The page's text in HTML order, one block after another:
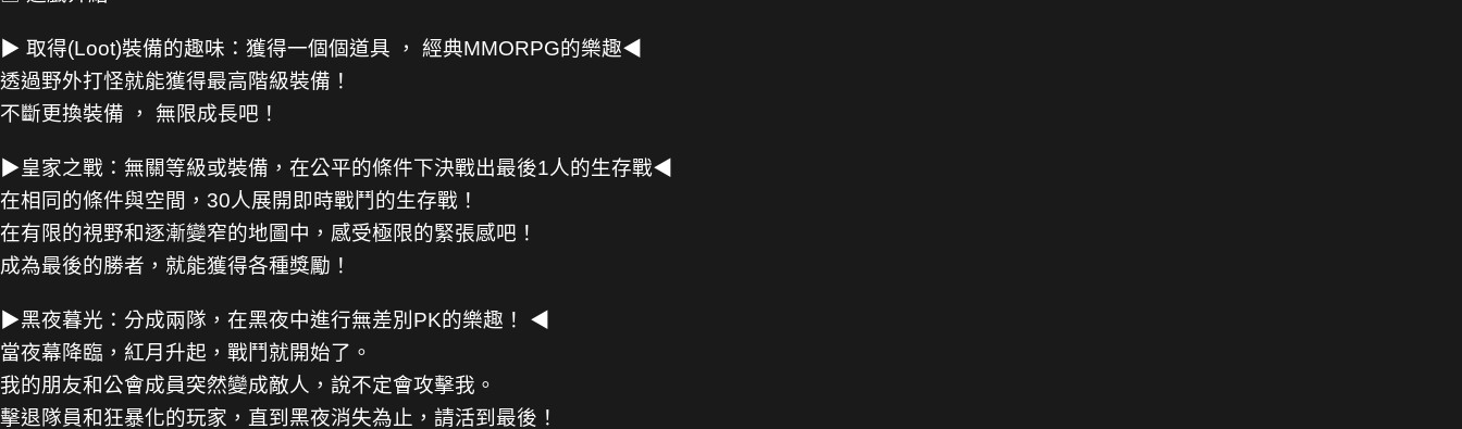
▶ 取得(Loot)裝備的趣味：獲得一個個道具 ， 經典MMORPG的樂趣◀
透過野外打怪就能獲得最高階級裝備！
不斷更換裝備 ， 無限成長吧！
▶皇家之戰：無關等級或裝備，在公平的條件下決戰出最後1人的生存戰◀
在相同的條件與空間，30人展開即時戰鬥的生存戰！
在有限的視野和逐漸變窄的地圖中，感受極限的緊張感吧！
成為最後的勝者，就能獲得各種獎勵！
▶黑夜暮光：分成兩隊，在黑夜中進行無差別PK的樂趣！ ◀
當夜幕降臨，紅月升起，戰鬥就開始了。
我的朋友和公會成員突然變成敵人，說不定會攻擊我。
擊退隊員和狂暴化的玩家，直到黑夜消失為止，請活到最後！